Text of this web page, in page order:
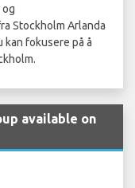
Stockholm Arlanda
fokusere på å
available on